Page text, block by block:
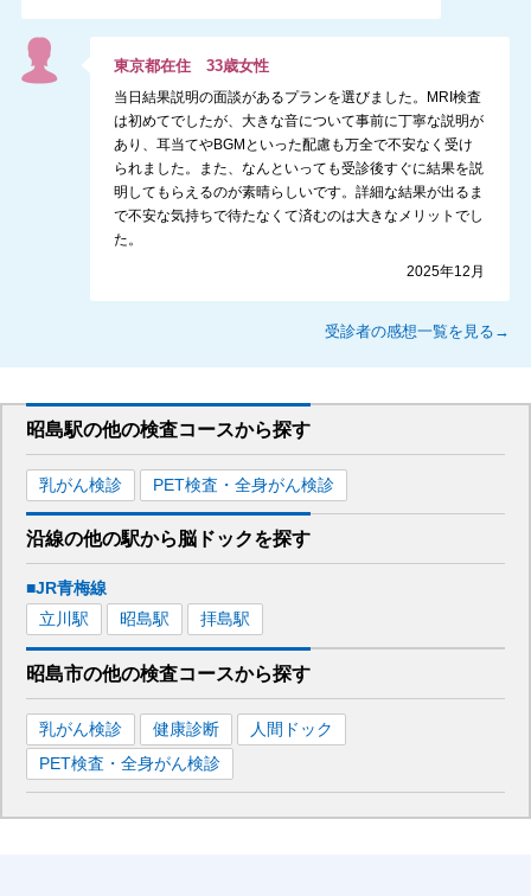
東京都在住33歳女性
当日結果説明の面談があるプランを選びました。MRI検査
は初めてでしたが、大きな音について事前に丁寧な説明が
あり、耳当てやBGMといった配慮も万全で不安なく受け
られました。また、なんといっても受診後すぐに結果を説
明してもらえるのが素晴らしいです。詳細な結果が出るま
で不安な気持ちで待たなくて済むのは大きなメリットでし
た。
2025年12月
受診者の感想一覧を見る→
昭島駅の他の検査コースから探す
乳がん検診 PET検査・全身がん検診
沿線の他の駅から脳ドックを探す
■JR青梅線
立川駅 昭島駅 拝島駅
昭島市の他の検査コースから探す
乳がん検診 健康診断
人間ドック
PET検査・全身がん検診